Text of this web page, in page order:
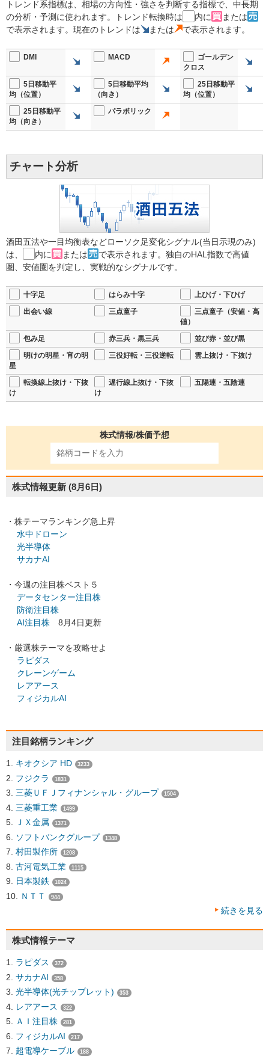
トレンド系指標は、相場の方向性・強さを判断する指標で、中長期
の分析・予測に使われます。トレンド転換時は
内に
または
で表示されます。現在のトレンドは
または で表示されます。
DMI MACD
ゴールデン
クロス
5日移動平
均（位置）
5日移動平均
（向き）
25日移動平
均（位置）
25日移動平
均（向き）
パラボリック
チャート分析
酒田五法や一目均衡表などローソク足変化シグナル(当日示現のみ)
は、
内に または
で表示されます。独自のHAL指数で高値
圏、安値圏を判定し、実戦的なシグナルです。
十字足 はらみ十字
上ひげ・下ひげ
出会い線
三点童子
三点童子（安値・高
値）
包み足
赤三兵・黒三兵
並び赤・並び黒
明けの明星・宵の明
星
三役好転・三役逆転 雲上抜け・下抜け
転換線上抜け・下抜
け
遅行線上抜け・下抜
け
五陽連・五陰連
株式情報/株価予想
株式情報更新 (8月6日)
・株テーマランキング急上昇
水中ドローン
光半導体
サカナAI
・今週の注目株ベスト５
データセンター注目株
防衛注目株
AI注目株 8月4日更新
・厳選株テーマを攻略せよ
ラピダス
クレーンゲーム
レアアース
フィジカルAI
注目銘柄ランキング
キオクシア HD 3233
フジクラ 1831
三菱ＵＦＪフィナンシャル・グループ 1504
三菱重工業 1499
ＪＸ金属 1371
ソフトバンクグループ 1348
村田製作所 1208
古河電気工業 1115
日本製鉄 1024
ＮＴＴ 944
続きを見る
株式情報テーマ
ラピダス 372
サカナAI 358
光半導体(光チップレット) 353
レアアース 322
ＡＩ注目株 281
フィジカルAI 217
超電導ケーブル 188